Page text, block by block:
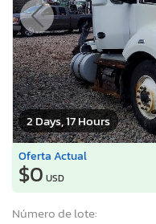
2 Days, 17 Hours
Oferta Actual
$0 USD
Número de lote: